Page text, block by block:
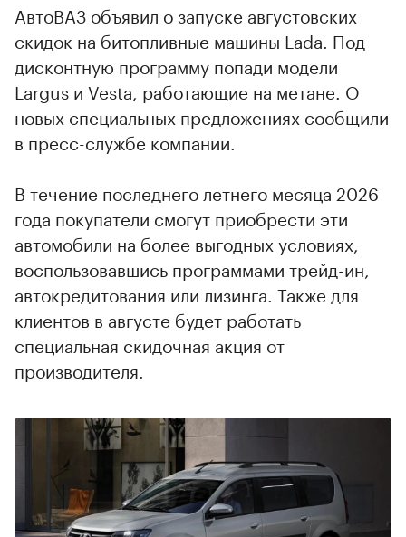
АвтоВАЗ объявил о запуске августовских
скидок на битопливные машины Lada. Под
дисконтную программу попади модели
Largus и Vesta, работающие на метане. О
новых специальных предложениях сообщили
в пресс-службе компании.
В течение последнего летнего месяца 2026
года покупатели смогут приобрести эти
автомобили на более выгодных условиях,
воспользовавшись программами трейд-ин,
автокредитования или лизинга. Также для
клиентов в августе будет работать
специальная скидочная акция от
производителя.